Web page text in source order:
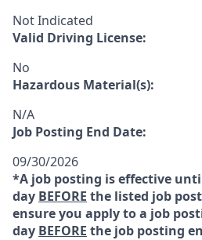
Not Indicated
Valid Driving License:
No
Hazardous Material(s):
N/A
Job Posting End Date:
09/30/2026
*A job posting is effective
day BEFORE the listed job
ensure you apply to a job
day BEFORE the job posting